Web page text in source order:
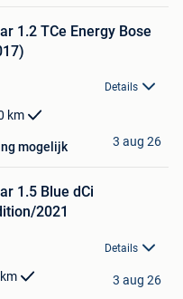
1.2 TCe Energy Bose
Details
km
mogelijk 3 aug 26
1.5 Blue dCi
2021
Details
km 3 aug 26